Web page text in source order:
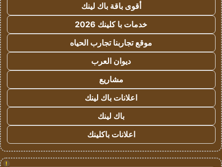
أقوى باقة باك لينك
خدمات با كلينك 2026
موقع تجاربنا تجارب الحياه
ديوان العرب
مشاريع
اعلانات باك لينك
باك لينك
اعلانات باكلينك
!